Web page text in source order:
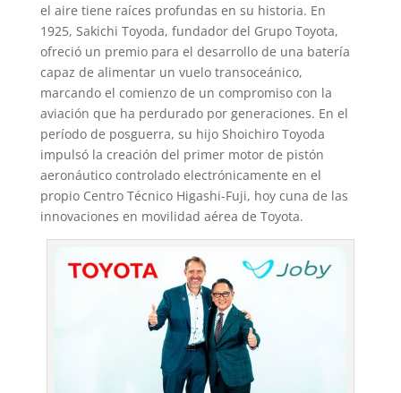
el aire tiene raíces profundas en su historia. En
1925, Sakichi Toyoda, fundador del Grupo Toyota,
ofreció un premio para el desarrollo de una batería
capaz de alimentar un vuelo transoceánico,
marcando el comienzo de un compromiso con la
aviación que ha perdurado por generaciones. En el
período de posguerra, su hijo Shoichiro Toyoda
impulsó la creación del primer motor de pistón
aeronáutico controlado electrónicamente en el
propio Centro Técnico Higashi-Fuji, hoy cuna de las
innovaciones en movilidad aérea de Toyota.